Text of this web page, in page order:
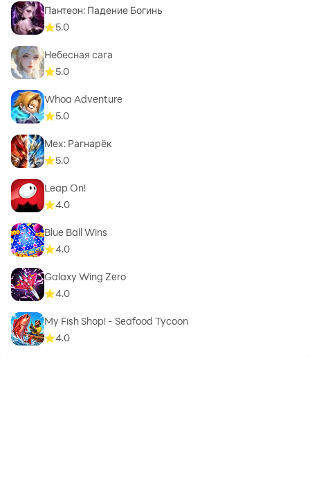
Пантеон: Падение Богинь
5.0
Небесная сага
5.0
Whoa Adventure
5.0
Мех: Рагнарёк
5.0
Leap On!
4.0
Blue Ball Wins
4.0
Galaxy Wing Zero
4.0
My Fish Shop! - Seafood Tycoon
4.0